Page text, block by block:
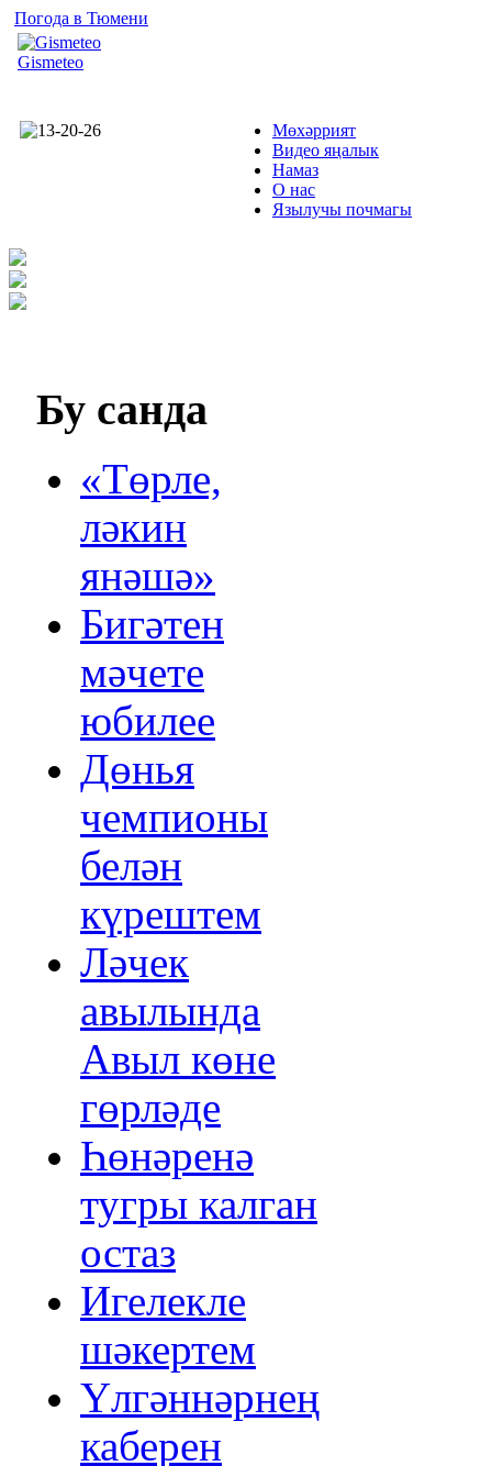
Погода в Тюмени
Gismeteo
Мөхәррият
Видео яңалык
Намаз
О нас
Язылучы почмагы
Бу санда
«Төрле,
ләкин
янәшә»
Бигәтен
мәчете
юбилее
Дөнья
чемпионы
белән
күрештем
Ләчек
авылында
Авыл көне
гөрләде
Һөнәренә
тугры калган
остаз
Игелекле
шәкертем
Үлгәннәрнең
каберен